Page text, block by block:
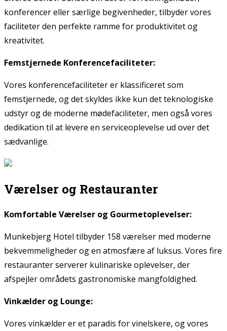
konferencer eller særlige begivenheder, tilbyder vores
faciliteter den perfekte ramme for produktivitet og
kreativitet.
Femstjernede Konferencefaciliteter:
Vores konferencefaciliteter er klassificeret som
femstjernede, og det skyldes ikke kun det teknologiske
udstyr og de moderne mødefaciliteter, men også vores
dedikation til at levere en serviceoplevelse ud over det
sædvanlige.
Værelser og Restauranter
Komfortable Værelser og Gourmetoplevelser:
Munkebjerg Hotel tilbyder 158 værelser med moderne
bekvemmeligheder og en atmosfære af luksus. Vores fire
restauranter serverer kulinariske oplevelser, der
afspejler områdets gastronomiske mangfoldighed.
Vinkælder og Lounge:
Vores vinkælder er et paradis for vinelskere, og vores